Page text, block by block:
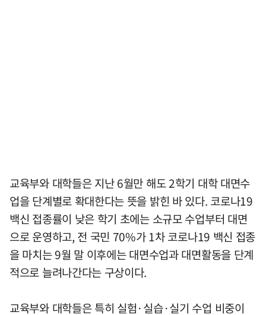
교육부와 대학들은 지난 6월만 해도 2학기 대학 대면수
업을 단계별로 확대한다는 뜻을 밝힌 바 있다. 코로나19
백신 접종률이 낮은 학기 초에는 소규모 수업부터 대면
으로 운영하고, 전 국민 70%가 1차 코로나19 백신 접종
을 마치는 9월 말 이후에는 대면수업과 대면활동을 단계
적으로 늘려나간다는 구상이다.
교육부와 대학들은 특히 실험·실습·실기 수업 비중이